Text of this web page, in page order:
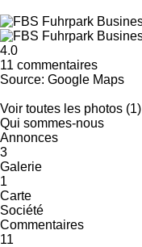
4.0
11 commentaires
Source: Google Maps
Voir toutes les photos (1)
Qui sommes-nous
Annonces
3
Galerie
1
Carte
Société
Commentaires
11